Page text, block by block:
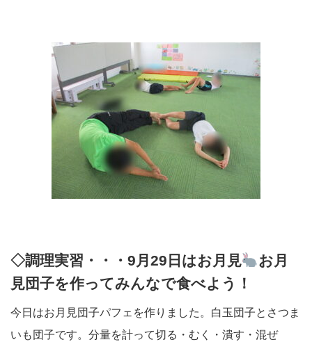
◇調理実習・・・9月29日はお月見
お月
見団子を作ってみんなで食べよう！
今日はお月見団子パフェを作りました。白玉団子とさつま
いも団子です。分量を計って切る・むく・潰す・混ぜ